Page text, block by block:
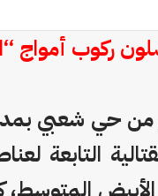
ركوب أمواج
من حي شعبي
التابعة